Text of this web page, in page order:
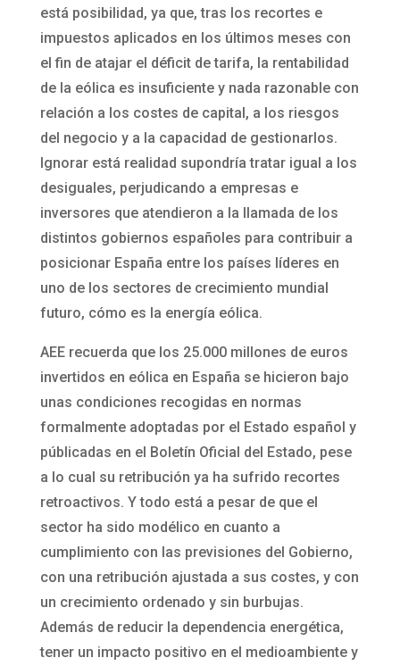
está posibilidad, ya que, tras los recortes e
impuestos aplicados en los últimos meses con
el fin de atajar el déficit de tarifa, la rentabilidad
de la eólica es insuficiente y nada razonable con
relación a los costes de capital, a los riesgos
del negocio y a la capacidad de gestionarlos.
Ignorar está realidad supondría tratar igual a los
desiguales, perjudicando a empresas e
inversores que atendieron a la llamada de los
distintos gobiernos españoles para contribuir a
posicionar España entre los países líderes en
uno de los sectores de crecimiento mundial
futuro, cómo es la energía eólica.
AEE recuerda que los 25.000 millones de euros
invertidos en eólica en España se hicieron bajo
unas condiciones recogidas en normas
formalmente adoptadas por el Estado español y
públicadas en el Boletín Oficial del Estado, pese
a lo cual su retribución ya ha sufrido recortes
retroactivos. Y todo está a pesar de que el
sector ha sido modélico en cuanto a
cumplimiento con las previsiones del Gobierno,
con una retribución ajustada a sus costes, y con
un crecimiento ordenado y sin burbujas.
Además de reducir la dependencia energética,
tener un impacto positivo en el medioambiente y